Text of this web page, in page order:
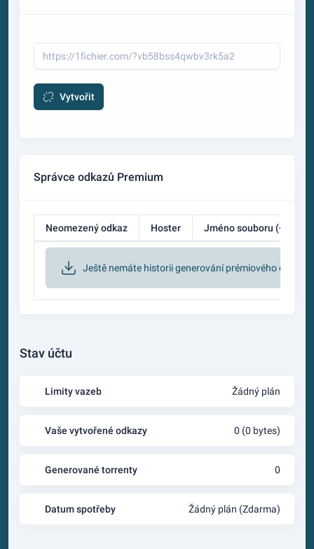
Vytvořit
Správce odkazů Premium
Neomezený odkaz Hoster Jméno souboru (+
Ještě nemáte historii generování prémiového odkazu
Stav účtu
Limity vazeb Žádný plán
Vaše vytvořené odkazy 0 (0 bytes)
Generované torrenty 0
Datum spotřeby Žádný plán (Zdarma)